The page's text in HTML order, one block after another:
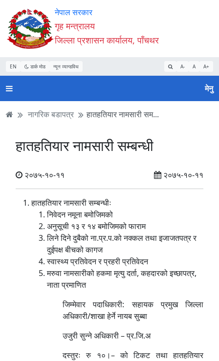
Accessibility
Mode
सुरु
गर्नुहोस्
सामाग्री
पढ्नुहाेस्
नेभिगेसन
पढ्नुहाेस्
वेबसाइट
खोजमा
जानुहोस्
नेपाल सरकार
गृह मन्त्रालय
जिल्ला प्रशासन कार्यालय, पाँचथर
EN डार्क मोड न्यून व्यान्डविथ A- A A+
मेनु
नागरिक बडापत्र हातहतियार नामसारी सम...
हातहतियार नामसारी सम्बन्धी
२०७५-१०-११ २०७५-१०-११
हातहतियार नामसारी सम्बन्धीः
निवेदन नमूना बमोजिमको
अनुसूची १३ र १४ बमोजिमको फाराम
लिने दिने दुबैको ना.प्र.प.को नक्कल तथा इजाजतपत्र र
दुईपक्ष बीचको कागज
स्वास्थ्य प्रतिवेदन र प्रहरी प्रतिवेदन
मरुवा नामसारीको हकमा मृत्यु दर्ता, कहदारको इच्छापत्र,
नाता प्रमाणित
जिम्मेवार पदाधिकारी: सहायक प्रमुख जिल्ला
अधिकारी/शाखा हेर्ने नायब सुब्बा
उजुरी सुन्ने अधिकारी – प्र.जि.अ
दस्तुरः रु १०।– को टिकट तथा हातहतियार